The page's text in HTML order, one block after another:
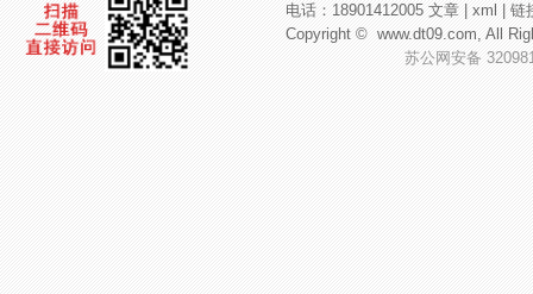
电话：18901412005 文章| xml
链
Copyright © www.dt09.com, All
苏公网安备